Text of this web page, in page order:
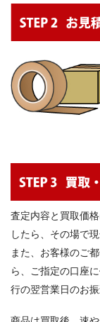
査定内容と買取価
したら、その場で
また、お客様のご
ら、ご指定の口座
行の翌営業日のお振